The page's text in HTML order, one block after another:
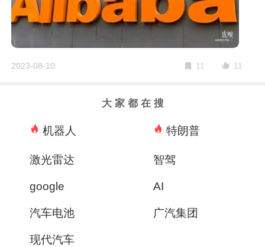
2023-08-10 11 11
大 家 都 在 搜
机器人 特朗普
激光雷达 智驾
google AI
汽车电池 广汽集团
现代汽车